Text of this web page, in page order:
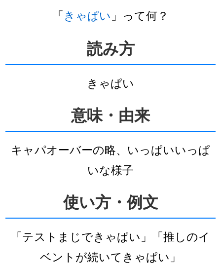
「きゃぱい 」って何？
読み方
きゃぱい
意味・由来
キャパオーバーの略、いっぱいいっぱ
いな様子
使い方・例文
「テストまじできゃぱい」「推しのイ
ベントが続いてきゃぱい」